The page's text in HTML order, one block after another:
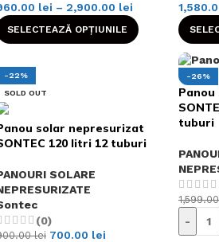
lei – 2,900.00 lei
SELECTEAZĂ OPȚIUNILE
-22%
SOLD OUT
solar nepresurizat
120 litri 12 tuburi
SOLARE
(0)
lei 700.00 lei
-26%
tuburi
-